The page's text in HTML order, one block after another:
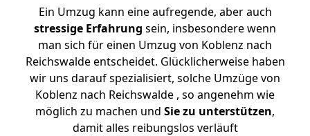
Ein Umzug kann eine aufregende, aber auch
stressige Erfahrung sein, insbesondere wenn
man sich für einen Umzug von Koblenz nach
Reichswalde entscheidet. Glücklicherweise haben
wir uns darauf spezialisiert, solche Umzüge von
Koblenz nach Reichswalde , so angenehm wie
möglich zu machen und Sie zu unterstützen,
damit alles reibungslos verläuft